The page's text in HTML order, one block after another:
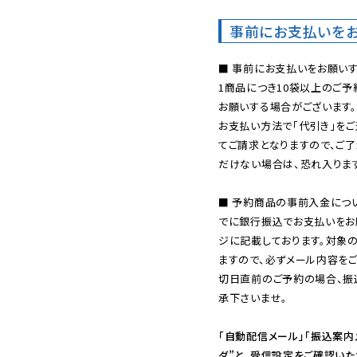
事前にお支払いを
■ 事前にお支払いをお願い
1商品につき10袋以上のご予
お願いする場合がございます
お支払い方法で「代引き」を
てご請求となりますので、ご
だけない場合は、恐れ入りま
■ 予約商品の事前入金につ
でに銀行振込でお支払いを
ジに記載しております。対象
ますので、必ずメール内容を
切日直前のご予約の場合、
承下さいませ。
「自動配信メール」「振込案